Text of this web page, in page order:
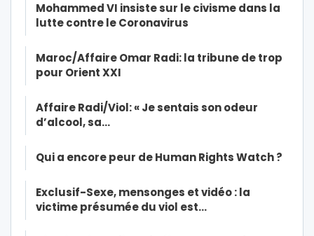
Mohammed VI insiste sur le civisme dans la
lutte contre le Coronavirus
Maroc/Affaire Omar Radi: la tribune de trop
pour Orient XXI
Affaire Radi/Viol: « Je sentais son odeur
d’alcool, sa…
Qui a encore peur de Human Rights Watch ?
Exclusif-Sexe, mensonges et vidéo : la
victime présumée du viol est…